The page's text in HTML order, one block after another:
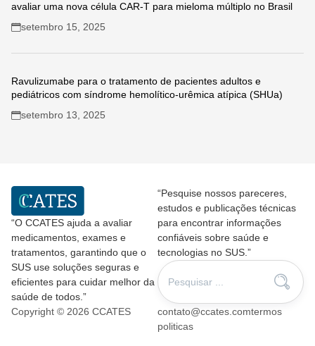
avaliar uma nova célula CAR-T para mieloma múltiplo no Brasil
setembro 15, 2025
Ravulizumabe para o tratamento de pacientes adultos e
pediátricos com síndrome hemolítico-urêmica atípica (SHUa)
setembro 13, 2025
“O CCATES ajuda a avaliar
medicamentos, exames e
tratamentos, garantindo que o
SUS use soluções seguras e
eficientes para cuidar melhor da
saúde de todos.”
“Pesquise nossos pareceres,
estudos e publicações técnicas
para encontrar informações
confiáveis sobre saúde e
tecnologias no SUS.”
Copyright © 2026 CCATES contato@ccates.comtermos
politicas